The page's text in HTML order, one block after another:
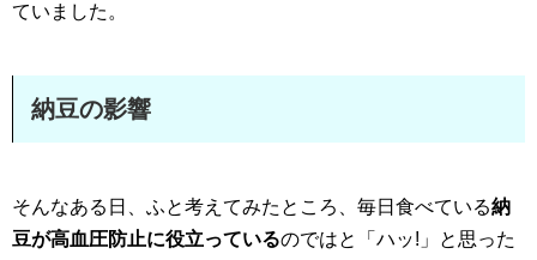
ていました。
納豆の影響
そんなある日、ふと考えてみたところ、毎日食べている納
豆が高血圧防止に役立っているのではと「ハッ!」と思った